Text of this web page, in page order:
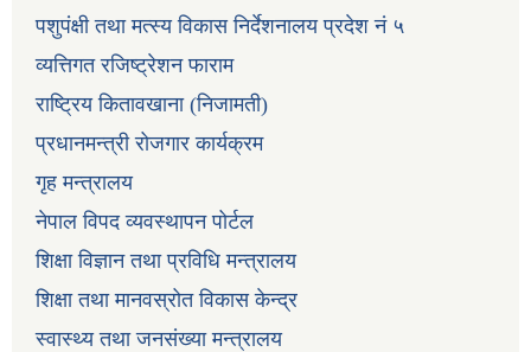
पशुपंक्षी तथा मत्स्य विकास निर्देशनालय प्रदेश नं ५
व्यत्तिगत रजिष्ट्रेशन फाराम
राष्ट्रिय कितावखाना (निजामती)
प्रधानमन्त्री रोजगार कार्यक्रम
गृह मन्त्रालय
नेपाल विपद व्यवस्थापन पोर्टल
शिक्षा विज्ञान तथा प्रविधि मन्त्रालय
शिक्षा तथा मानवस्रोत विकास केन्द्र
स्वास्थ्य तथा जनसंख्या मन्त्रालय